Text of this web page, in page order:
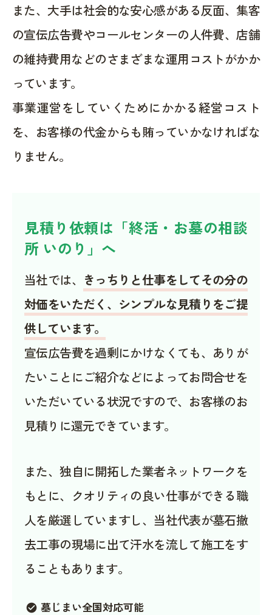
また、大手は社会的な安心感がある反面、集客
の宣伝広告費やコールセンターの人件費、店舗
の維持費用などのさまざまな運用コストがかか
っています。
事業運営をしていくためにかかる経営コスト
を、お客様の代金からも賄っていかなければな
りません。
見積り依頼は「終活・お墓の相談
所 いのり」へ
当社では、 きっちりと仕事をしてその分の
対価をいただく、シンプルな見積りをご提
供しています。
宣伝広告費を過剰にかけなくても、ありが
たいことにご紹介などによってお問合せを
いただいている状況ですので、お客様のお
見積りに還元できています。
また、独自に開拓した業者ネットワークを
もとに、クオリティの良い仕事ができる職
人を厳選していますし、当社代表が墓石撤
去工事の現場に出て汗水を流して施工をす
ることもあります。
check_circle 墓じまい全国対応可能